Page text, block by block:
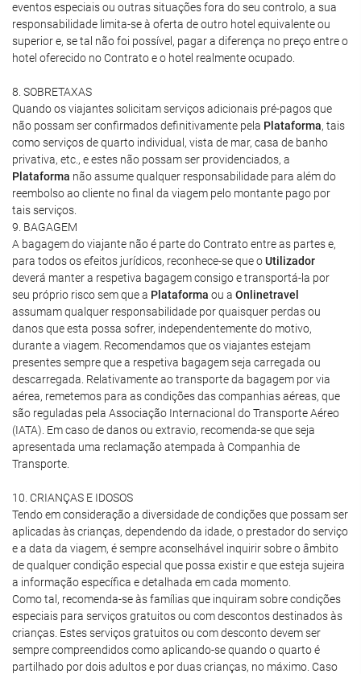
eventos especiais ou outras situações fora do seu controlo, a sua
responsabilidade limita-se à oferta de outro hotel equivalente ou
superior e, se tal não foi possível, pagar a diferença no preço entre o
hotel oferecido no Contrato e o hotel realmente ocupado.
8. SOBRETAXAS
Quando os viajantes solicitam serviços adicionais pré-pagos que
não possam ser confirmados definitivamente pela Plataforma, tais
como serviços de quarto individual, vista de mar, casa de banho
privativa, etc., e estes não possam ser providenciados, a
Plataforma não assume qualquer responsabilidade para além do
reembolso ao cliente no final da viagem pelo montante pago por
tais serviços.
9. BAGAGEM
A bagagem do viajante não é parte do Contrato entre as partes e,
para todos os efeitos jurídicos, reconhece-se que oUtilizador
deverá manter a respetiva bagagem consigo e transportá-la por
seu próprio risco sem que a Plataforma ou a Onlinetravel
assumam qualquer responsabilidade por quaisquer perdas ou
danos que esta possa sofrer, independentemente do motivo,
durante a viagem. Recomendamos que os viajantes estejam
presentes sempre que a respetiva bagagem seja carregada ou
descarregada. Relativamente ao transporte da bagagem por via
aérea, remetemos para as condições das companhias aéreas, que
são reguladas pela Associação Internacional do Transporte Aéreo
(IATA). Em caso de danos ou extravio, recomenda-se que seja
apresentada uma reclamação atempada à Companhia de
Transporte.
10. CRIANÇAS E IDOSOS
Tendo em consideração a diversidade de condições que possam ser
aplicadas às crianças, dependendo da idade, o prestador do serviço
e a data da viagem, é sempre aconselhável inquirir sobre o âmbito
de qualquer condição especial que possa existir e que esteja sujeira
a informação específica e detalhada em cada momento.
Como tal, recomenda-se às famílias que inquiram sobre condições
especiais para serviços gratuitos ou com descontos destinados às
crianças. Estes serviços gratuitos ou com desconto devem ser
sempre compreendidos como aplicando-se quando o quarto é
partilhado por dois adultos e por duas crianças, no máximo. Caso